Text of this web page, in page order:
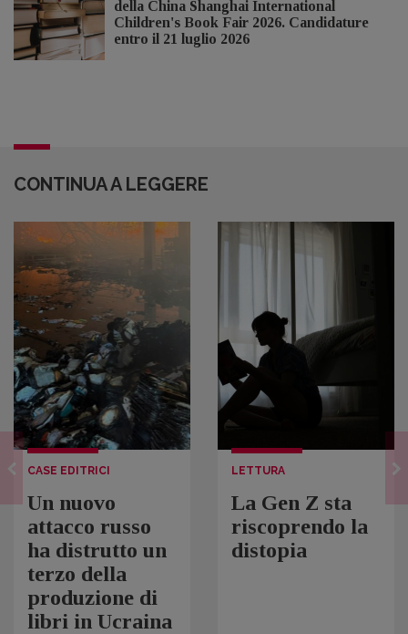
della China Shanghai International
Children's Book Fair 2026. Candidature
entro il 21 luglio 2026
CONTINUA A LEGGERE
CASE EDITRICI
Un nuovo
attacco russo
ha distrutto un
terzo della
produzione di
libri in Ucraina
LETTURA
La Gen Z sta
riscoprendo la
distopia